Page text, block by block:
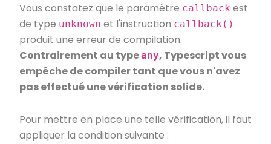
Vous constatez que le paramètre callback est
de type unknown et l'instruction callback()
produit une erreur de compilation.
Contrairement au typeany, Typescript vous
empêche de compiler tant que vous n'avez
pas effectué une vérification solide.
Pour mettre en place une telle vérification, il faut
appliquer la condition suivante :